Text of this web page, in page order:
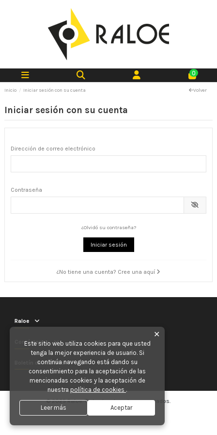
0
Inicio Iniciar sesión con su cuenta Volver
Iniciar sesión con su cuenta
Dirección de correo electrónico
Contraseña
¿Olvidó su contraseña?
Iniciar sesión
¿No tiene una cuenta? Cree una aquí
Raloe
Contáctenos
Boletín de noticias
© 2025 Raloe. Todos los derechos reservados.
✕
Este sitio web utiliza cookies para que usted
tenga la mejor experiencia de usuario. Si
continúa navegando está dando su
consentimiento para la aceptación de las
mencionadas cookies y la aceptación de
nuestra política de cookies .
Leer más Aceptar